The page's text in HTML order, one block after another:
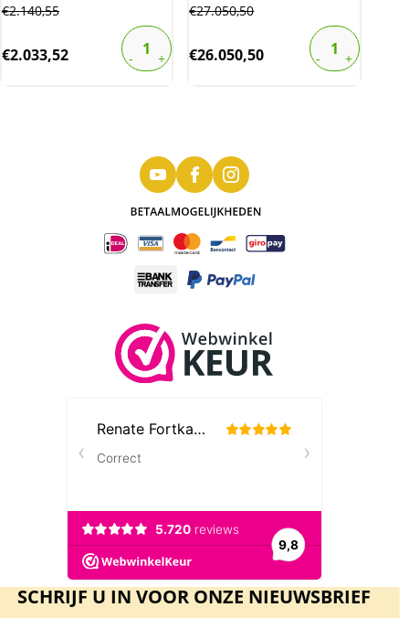
€2.140,55
€2.033,52
€27.050,50
€26.050,50
SCHRIJF U IN VOOR ONZE NIEUWSBRIEF